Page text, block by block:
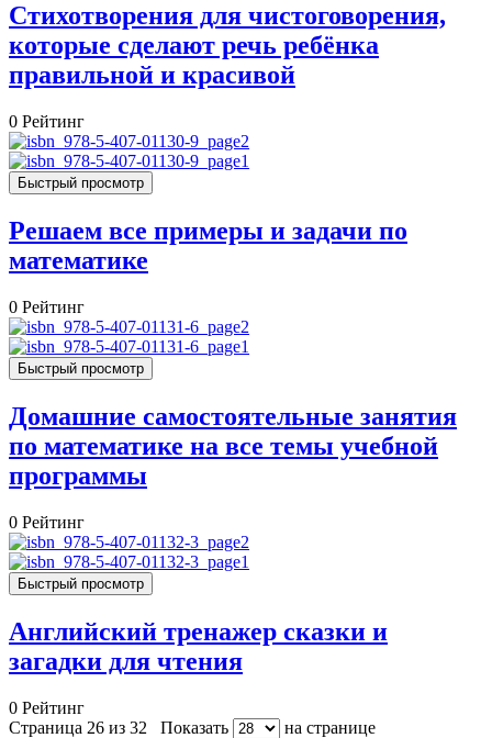
Стихотворения для чистоговорения,
которые сделают речь ребёнка
правильной и красивой
0 Рейтинг
Быстрый просмотр
Решаем все примеры и задачи по
математике
0 Рейтинг
Быстрый просмотр
Домашние самостоятельные занятия
по математике на все темы учебной
программы
0 Рейтинг
Быстрый просмотр
Английский тренажер сказки и
загадки для чтения
0 Рейтинг
Страница 26 из 32
Показать на странице